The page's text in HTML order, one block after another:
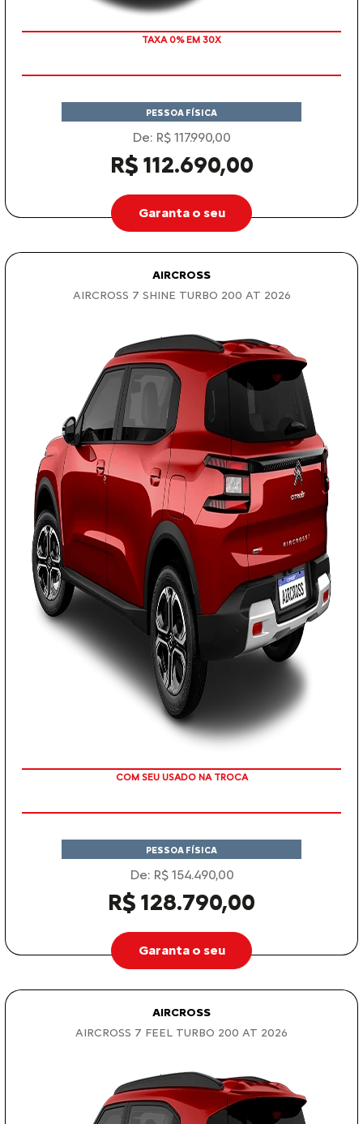
TAXA 0% EM 30X
PESSOA FÍSICA
De: R$ 117.990,00
R$ 112.690,00
Garanta o seu
AIRCROSS
AIRCROSS 7 SHINE TURBO 200 AT 2026
TAXA ZERO
PESSOA FÍSICA
De: R$ 154.490,00
R$ 128.790,00
Garanta o seu
AIRCROSS
AIRCROSS 7 FEEL TURBO 200 AT 2026